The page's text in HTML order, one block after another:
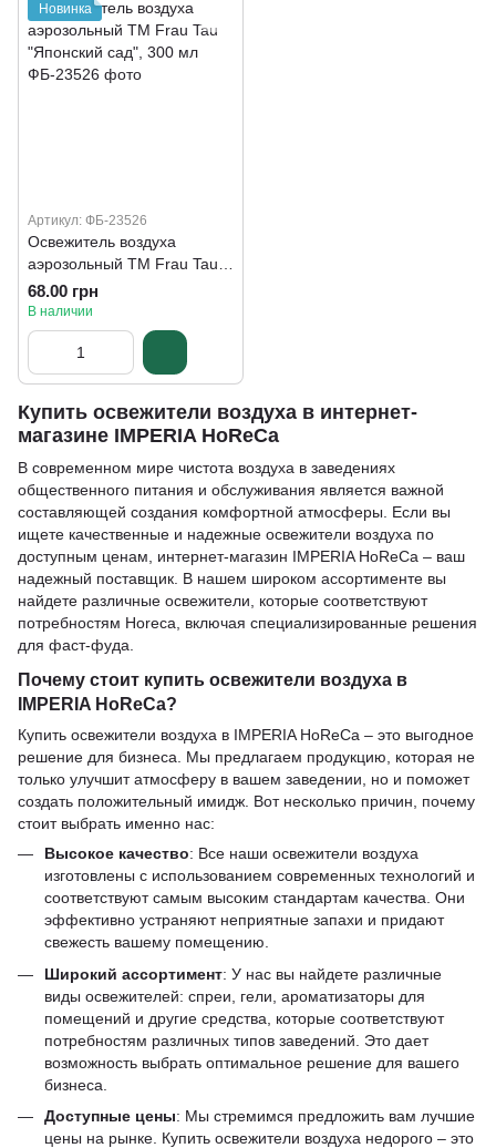
Новинка
Артикул: ФБ-23526
Освежитель воздуха
аэрозольный ТМ Frau Tau
"Японский сад", 300 мл
68.00 грн
В наличии
Купить освежители воздуха в интернет-
магазине IMPERIA HoReCa
В современном мире чистота воздуха в заведениях
общественного питания и обслуживания является важной
составляющей создания комфортной атмосферы. Если вы
ищете качественные и надежные освежители воздуха по
доступным ценам, интернет-магазин IMPERIA HoReCa – ваш
надежный поставщик. В нашем широком ассортименте вы
найдете различные освежители, которые соответствуют
потребностям Horeca, включая специализированные решения
для фаст-фуда.
Почему стоит купить освежители воздуха в
IMPERIA HoReCa?
Купить освежители воздуха в IMPERIA HoReCa – это выгодное
решение для бизнеса. Мы предлагаем продукцию, которая не
только улучшит атмосферу в вашем заведении, но и поможет
создать положительный имидж. Вот несколько причин, почему
стоит выбрать именно нас:
Высокое качество: Все наши освежители воздуха
изготовлены с использованием современных технологий и
соответствуют самым высоким стандартам качества. Они
эффективно устраняют неприятные запахи и придают
свежесть вашему помещению.
Широкий ассортимент: У нас вы найдете различные
виды освежителей: спреи, гели, ароматизаторы для
помещений и другие средства, которые соответствуют
потребностям различных типов заведений. Это дает
возможность выбрать оптимальное решение для вашего
бизнеса.
Доступные цены: Мы стремимся предложить вам лучшие
цены на рынке. Купить освежители воздуха недорого – это